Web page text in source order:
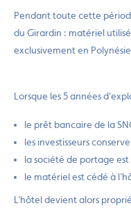
Pendant toute cette
du Girardin : matériel
exclusivement en
Lorsque les 5 années
le prêt bancaire de la
les investisseurs
la société de portage est
le matériel est cédé à
L’hôtel devient alors